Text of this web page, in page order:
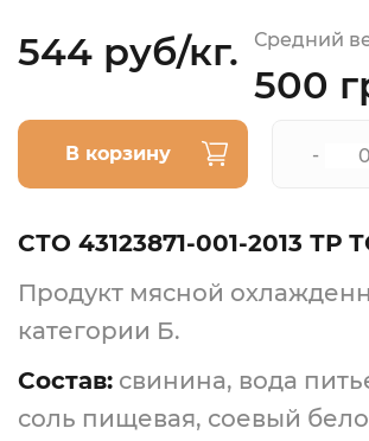
544 руб/кг. Средний
500
В корзину -
СТО 43123871-001-2013 ТР
Продукт мясной
категории Б.
Состав: свинина, вода
соль пищевая, соевый